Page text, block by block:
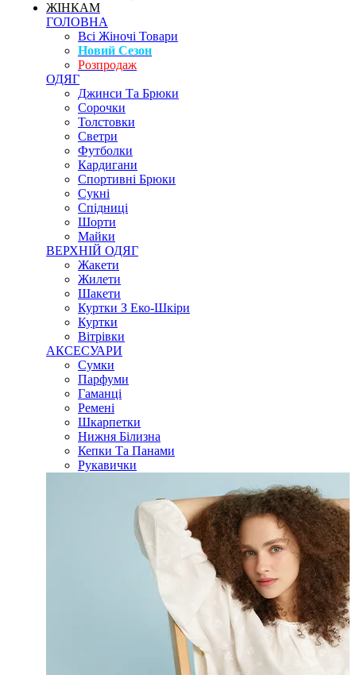
ЖІНКАМ
ГОЛОВНА
Всі Жіночі Товари
Новий Сезон
Розпродаж
ОДЯГ
Джинси Та Брюки
Сорочки
Толстовки
Светри
Футболки
Кардигани
Спортивні Брюки
Сукні
Спідниці
Шорти
Майки
ВЕРХНІЙ ОДЯГ
Жакети
Жилети
Шакети
Куртки З Еко-Шкіри
Куртки
Вітрівки
АКСЕСУАРИ
Сумки
Парфуми
Гаманці
Ремені
Шкарпетки
Нижня Білизна
Кепки Та Панами
Рукавички